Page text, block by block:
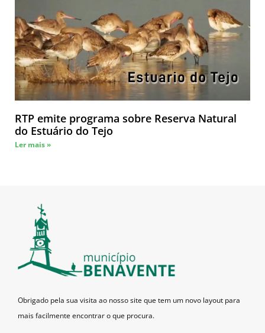
RTP emite programa sobre Reserva Natural
do Estuário do Tejo
Ler mais »
Obrigado pela sua visita ao nosso site que tem um novo layout para
mais facilmente encontrar o que procura.